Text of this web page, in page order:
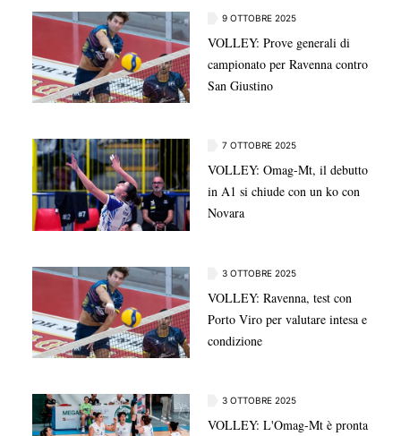
9 OTTOBRE 2025
VOLLEY: Prove generali di
campionato per Ravenna contro
San Giustino
7 OTTOBRE 2025
VOLLEY: Omag-Mt, il debutto
in A1 si chiude con un ko con
Novara
3 OTTOBRE 2025
VOLLEY: Ravenna, test con
Porto Viro per valutare intesa e
condizione
3 OTTOBRE 2025
VOLLEY: L'Omag-Mt è pronta